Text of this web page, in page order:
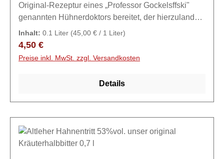
Original-Rezeptur eines „Professor Gockelsffski"
genannten Hühnerdoktors bereitet, der hierzulande
als mannhafter Zecher einen legendären Ruf
genoß.ExpertiseAltleher Hahnentritt wird nach der
legendären Ruf genoß. Weder seine zahllosen
Stammkneipen noch berüchtigte Schwarzbrenner
ihm ausreichend kräftig und schmackhaft zugleich
war. Nach jahrelangen Versuchen in seiner
Gartenlaube - die später aus nie geklärten Gründen,
Inhalt: 0.1 Liter (45,00 € / 1 Liter)
Regulärer Preis:
4,50 €
Preise inkl. MwSt. zzgl. Versandkosten
Details